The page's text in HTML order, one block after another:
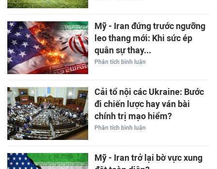
Mỹ - Iran đứng trước ngưỡng
leo thang mới: Khi sức ép
quân sự thay...
Phân tích bình luận
Cải tổ nội các Ukraine: Bước
đi chiến lược hay ván bài
chính trị mạo hiểm?
Phân tích bình luận
Mỹ - Iran trở lại bờ vực xung